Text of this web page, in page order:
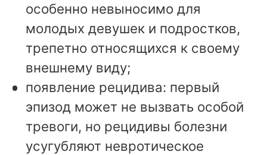
особенно невыносимо для
молодых девушек и подростков,
трепетно относящихся к своему
внешнему виду;
появление рецидива: первый
эпизод может не вызвать особой
тревоги, но рецидивы болезни
усугубляют невротическое